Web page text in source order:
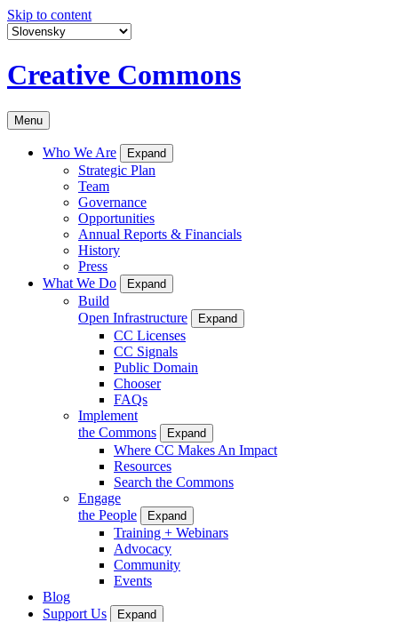
Skip to content
Creative Commons
Menu
Who We Are Expand
Strategic Plan
Team
Governance
Opportunities
Annual Reports & Financials
History
Press
What We Do
Expand
Build
Open Infrastructure
Expand
CC Licenses
CC Signals
Public Domain
Chooser
FAQs
Implement
the Commons
Expand
Where CC Makes An Impact
Resources
Search the Commons
Engage
the People
Expand
Training + Webinars
Advocacy
Community
Events
Blog
Support Us
Expand